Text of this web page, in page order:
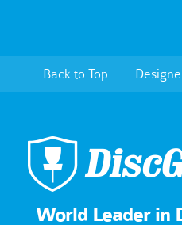
Back to Top
World Leader in